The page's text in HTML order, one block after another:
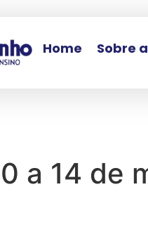
Home Sobre
a 14 de